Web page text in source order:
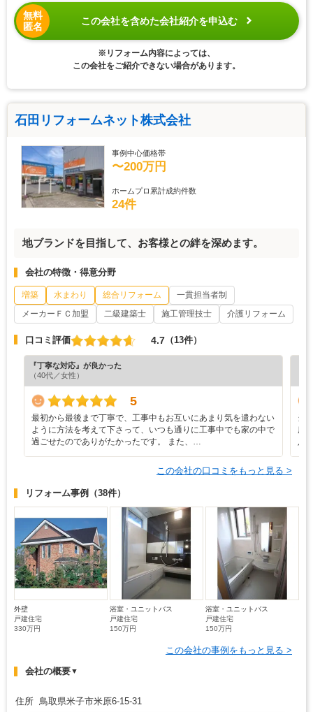
無料
匿名
この会社を含めた会社紹介を申込む
※リフォーム内容によっては、
この会社をご紹介できない場合があります。
石田リフォームネット株式会社
事例中心価格帯
〜200万円
ホームプロ累計成約件数
24件
地ブランドを目指して、お客様との絆を深めます。
会社の特徴・得意分野
増築 水まわり 総合リフォーム
一貫担当者制
メーカーＦＣ加盟
二級建築士 施工管理技士 介護リフォーム
口コミ評価 4.7 （13件）
『丁寧な対応』が良かった
（40代／女性）
5
最初から最後まで丁寧で、工事中もお互いにあまり気を遣わない
ように方法を考えて下さって、いつも通りに工事中でも家の中で
過ごせたのでありがたかったです。 また、…
当
所
この会社の口コミをもっと見る >
リフォーム事例 （38件）
外壁
戸建住宅
330万円
浴室・ユニットバス
戸建住宅
150万円
浴室・ユニットバス
戸建住宅
150万円
この会社の事例をもっと見る >
会社の概要▼
住所 鳥取県米子市米原6-15-31